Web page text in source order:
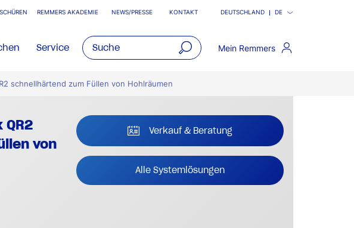
REMMERS AKADEMIE NEWS/PRESSE KONTAKT DEUTSCHLAND DE
Service Mein Remmers
schnellhärtend zum Füllen von Hohlräumen
von
Verkauf & Beratung
Alle Systemlösungen